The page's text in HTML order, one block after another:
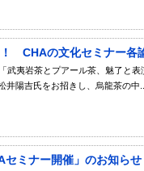
CHAの文化セミナー各
武夷岩茶とプアール茶、魅了と
陽吉氏をお招きし、烏龍茶の中...
ミナー開催」のお知らせ